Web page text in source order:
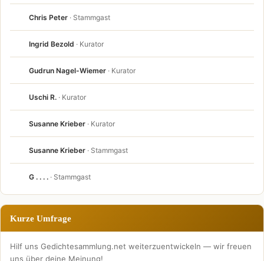
Chris Peter · Stammgast
Ingrid Bezold · Kurator
Gudrun Nagel-Wiemer · Kurator
Uschi R. · Kurator
Susanne Krieber · Kurator
Susanne Krieber · Stammgast
G . . . . · Stammgast
Kurze Umfrage
Hilf uns Gedichtesammlung.net weiterzuentwickeln — wir freuen
uns über deine Meinung!